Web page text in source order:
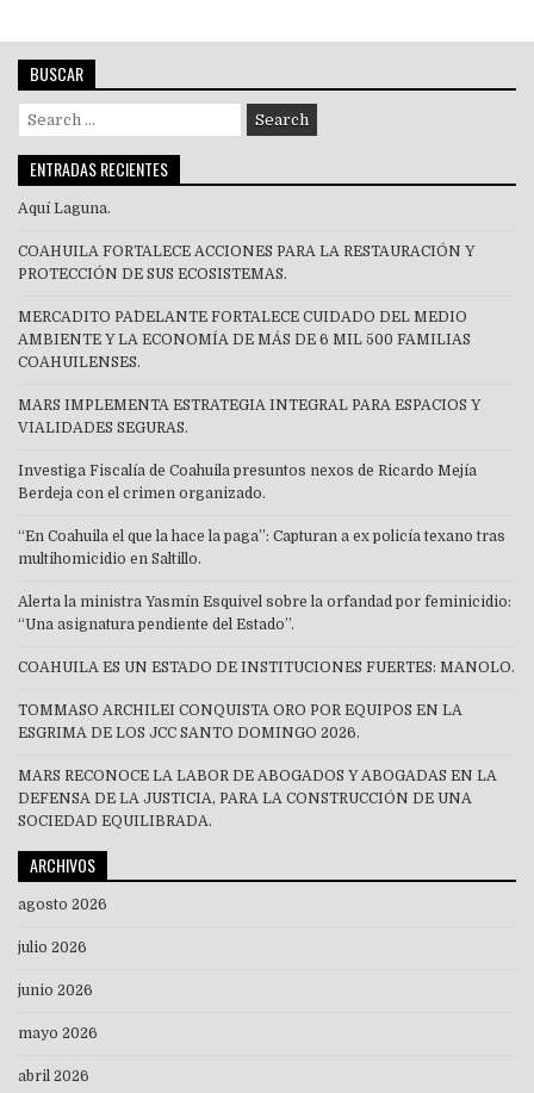
BUSCAR
Search
for:
ENTRADAS RECIENTES
Aquí Laguna.
COAHUILA FORTALECE ACCIONES PARA LA RESTAURACIÓN Y
PROTECCIÓN DE SUS ECOSISTEMAS.
MERCADITO PA´DELANTE FORTALECE CUIDADO DEL MEDIO
AMBIENTE Y LA ECONOMÍA DE MÁS DE 6 MIL 500 FAMILIAS
COAHUILENSES.
MARS IMPLEMENTA ESTRATEGIA INTEGRAL PARA ESPACIOS Y
VIALIDADES SEGURAS.
Investiga Fiscalía de Coahuila presuntos nexos de Ricardo Mejía
Berdeja con el crimen organizado.
“En Coahuila el que la hace la paga”: Capturan a ex policía texano tras
multihomicidio en Saltillo.
Alerta la ministra Yasmín Esquivel sobre la orfandad por feminicidio:
“Una asignatura pendiente del Estado”.
COAHUILA ES UN ESTADO DE INSTITUCIONES FUERTES: MANOLO.
TOMMASO ARCHILEI CONQUISTA ORO POR EQUIPOS EN LA
ESGRIMA DE LOS JCC SANTO DOMINGO 2026.
MARS RECONOCE LA LABOR DE ABOGADOS Y ABOGADAS EN LA
DEFENSA DE LA JUSTICIA, PARA LA CONSTRUCCIÓN DE UNA
SOCIEDAD EQUILIBRADA.
ARCHIVOS
agosto 2026
julio 2026
junio 2026
mayo 2026
abril 2026